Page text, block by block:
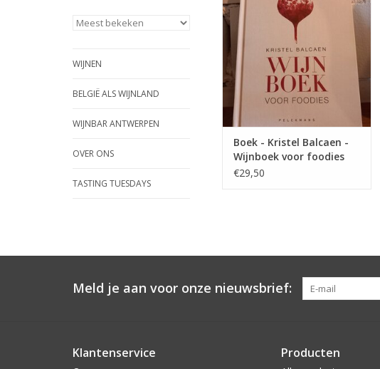
WIJNEN
BELGIË ALS WIJNLAND
WIJNBAR ANTWERPEN
OVER ONS
TASTING TUESDAYS
graag vol vertrouwen in de
wereld van wijn-en-foodpairing
wil begeven.
TOEVOEGEN AAN WINKELWAGEN
Boek - Kristel Balcaen -
Wijnboek voor foodies
€29,50
Meld je aan voor onze nieuwsbrief:
Klantenservice Producten